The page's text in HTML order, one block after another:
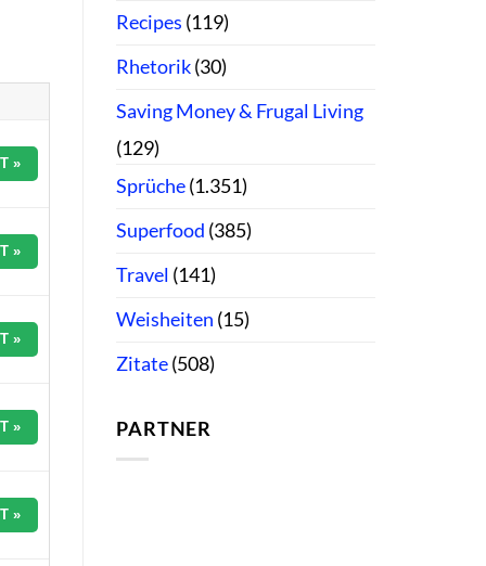
»
»
»
»
»
Recipes (119)
Rhetorik(30)
Saving Money & Frugal Living
(129)
Sprüche(1.351)
Superfood (385)
Travel (141)
Weisheiten (15)
Zitate(508)
PARTNER